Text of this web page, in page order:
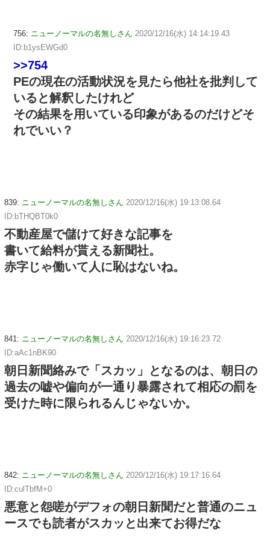
756: ニューノーマルの名無しさん 2020/12/16(水) 14:14:19.43
ID:b1ysEWGd0
>>754
PEの現在の活動状況を見たら他社を批判して
いると解釈したけれど
その結果を用いている印象があるのだけどそ
れでいい？
839: ニューノーマルの名無しさん 2020/12/16(水) 19:13:08.64
ID:bTHQBT0k0
不動産屋で儲けて好きな記事を
書いて給料が貰える新聞社。
赤字じゃ働いて人に恥はないね。
841: ニューノーマルの名無しさん 2020/12/16(水) 19:16:23.72
ID:aAc1nBK90
朝日新聞絡みで「スカッ」となるのは、朝日の
過去の嘘や偏向が一通り暴露されて相応の罰を
受けた時に限られるんじゃないか。
842: ニューノーマルの名無しさん 2020/12/16(水) 19:17:16.64
ID:culTbfM+0
悪意と怨嗟がデフォの朝日新聞だと普通のニュ
ースでも読者がスカッと出来てお得だな